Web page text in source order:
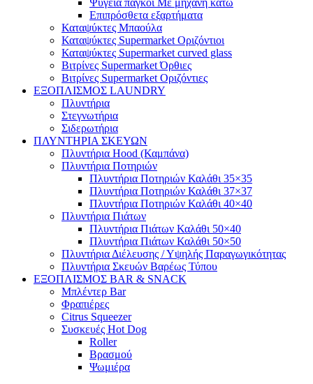
Ψυγεία πάγκοι Με μηχανή κάτω
Επιπρόσθετα εξαρτήματα
Καταψύκτες Μπαούλα
Καταψύκτες Supermarket Οριζόντιοι
Καταψύκτες Supermarket curved glass
Βιτρίνες Supermarket Όρθιες
Βιτρίνες Supermarket Οριζόντιες
ΕΞΟΠΛΙΣΜΟΣ LAUNDRY
Πλυντήρια
Στεγνωτήρια
Σιδερωτήρια
ΠΛΥΝΤΗΡΙΑ ΣΚΕΥΩΝ
Πλυντήρια Hood (Καμπάνα)
Πλυντήρια Ποτηριών
Πλυντήρια Ποτηριών Καλάθι 35×35
Πλυντήρια Ποτηριών Καλάθι 37×37
Πλυντήρια Ποτηριών Καλάθι 40×40
Πλυντήρια Πιάτων
Πλυντήρια Πιάτων Καλάθι 50×40
Πλυντήρια Πιάτων Καλάθι 50×50
Πλυντήρια Διέλευσης / Υψηλής Παραγωγικότητας
Πλυντήρια Σκευών Βαρέως Τύπου
ΕΞΟΠΛΙΣΜΟΣ BAR & SNACK
Μπλέντερ Bar
Φραπιέρες
Citrus Squeezer
Συσκευές Hot Dog
Roller
Βρασμού
Ψωμιέρα